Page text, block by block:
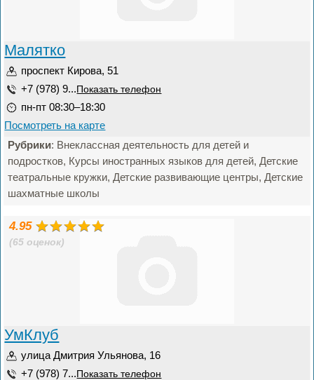
Малятко
проспект Кирова, 51
+7 (978) 9... Показать телефон
пн-пт 08:30–18:30
Посмотреть на карте
Рубрики: Внеклассная деятельность для детей и
подростков, Курсы иностранных языков для детей, Детские
театральные кружки, Детские развивающие центры, Детские
шахматные школы
4.95
(65 оценок)
УмКлуб
улица Дмитрия Ульянова, 16
+7 (978) 7... Показать телефон